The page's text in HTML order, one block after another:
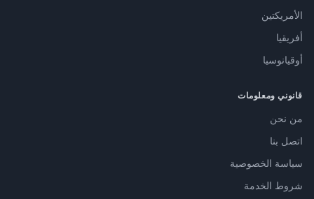
الأمريكتين
أفريقيا
أوقيانوسيا
قانوني ومعلومات
من نحن
اتصل بنا
سياسة الخصوصية
شروط الخدمة